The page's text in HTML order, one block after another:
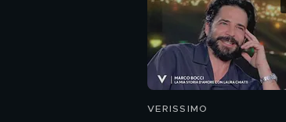
VERISSIMO